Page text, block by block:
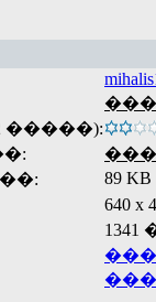
�����):
89 KB
640